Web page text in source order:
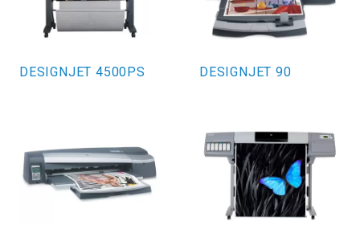
DESIGNJET 4500PS DESIGNJET 90